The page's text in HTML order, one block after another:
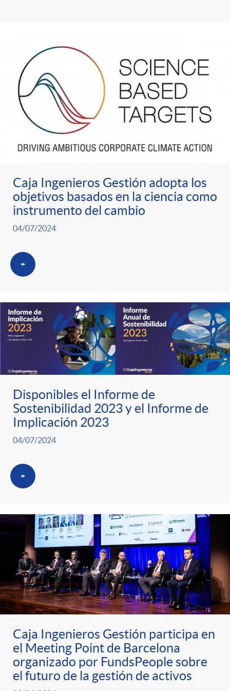
c
a
t
e
g
o
r
i
a
s
n
d
o
s
Caja Ingenieros Gestión adopta los
objetivos basados en la ciencia como
instrumento del cambio
04/07/2024
+
Disponibles el Informe de
Sostenibilidad 2023 y el Informe de
Implicación 2023
04/07/2024
+
Caja Ingenieros Gestión participa en
el Meeting Point de Barcelona
organizado por FundsPeople sobre
el futuro de la gestión de activos